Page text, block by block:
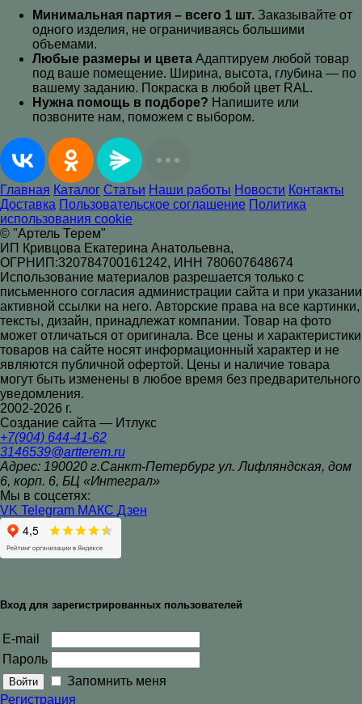
Минимальная партия – всего 1 шт. Заказывайте от
одного изделия, не ограничиваясь большими
объемами.
Любые размеры и цвета Адаптируем любой товар
под ваше помещение. Ширина, высота, глубина — по
вашему заданию. Покраска в любой цвет RAL.
Нужна помощь в подборе? Напишите или
позвоните нам, поможем с выбором.
Главная Каталог Статьи Наши работы Новости Контакты
Доставка Пользовательское соглашение Политика
использования cookie
© "Артель Терем"
ИП Кривцова Екатерина Анатольевна,
ОГРНИП:320784700161242, ИНН 780607648674
Использование материалов разрешается только с
письменного согласия администрации сайта и при указании
активной ссылки на него. Авторские права на все картинки,
тексты, дизайн, принадлежат компании. Товар на фото
может отличаться от оригинала. Все цены и характеристики
товаров на сайте носят информационный характер и не
являются публичной офертой. Цены и наличие товара
могут быть изменены в любое время без предварительного
уведомления.
2002-2026 г.
Создание сайта — Итлукс
+7(904) 644-41-62
3146539@artterem.ru
Адрес: 190020 г.Санкт-Петербург ул. Лифляндская, дом
6, корп. 6, БЦ «Интеграл»
Мы в соцсетях:
VK Telegram МАКС Дзен
Вход для зарегистрированных пользователей
E-mail
Пароль
Запомнить меня
Регистрация